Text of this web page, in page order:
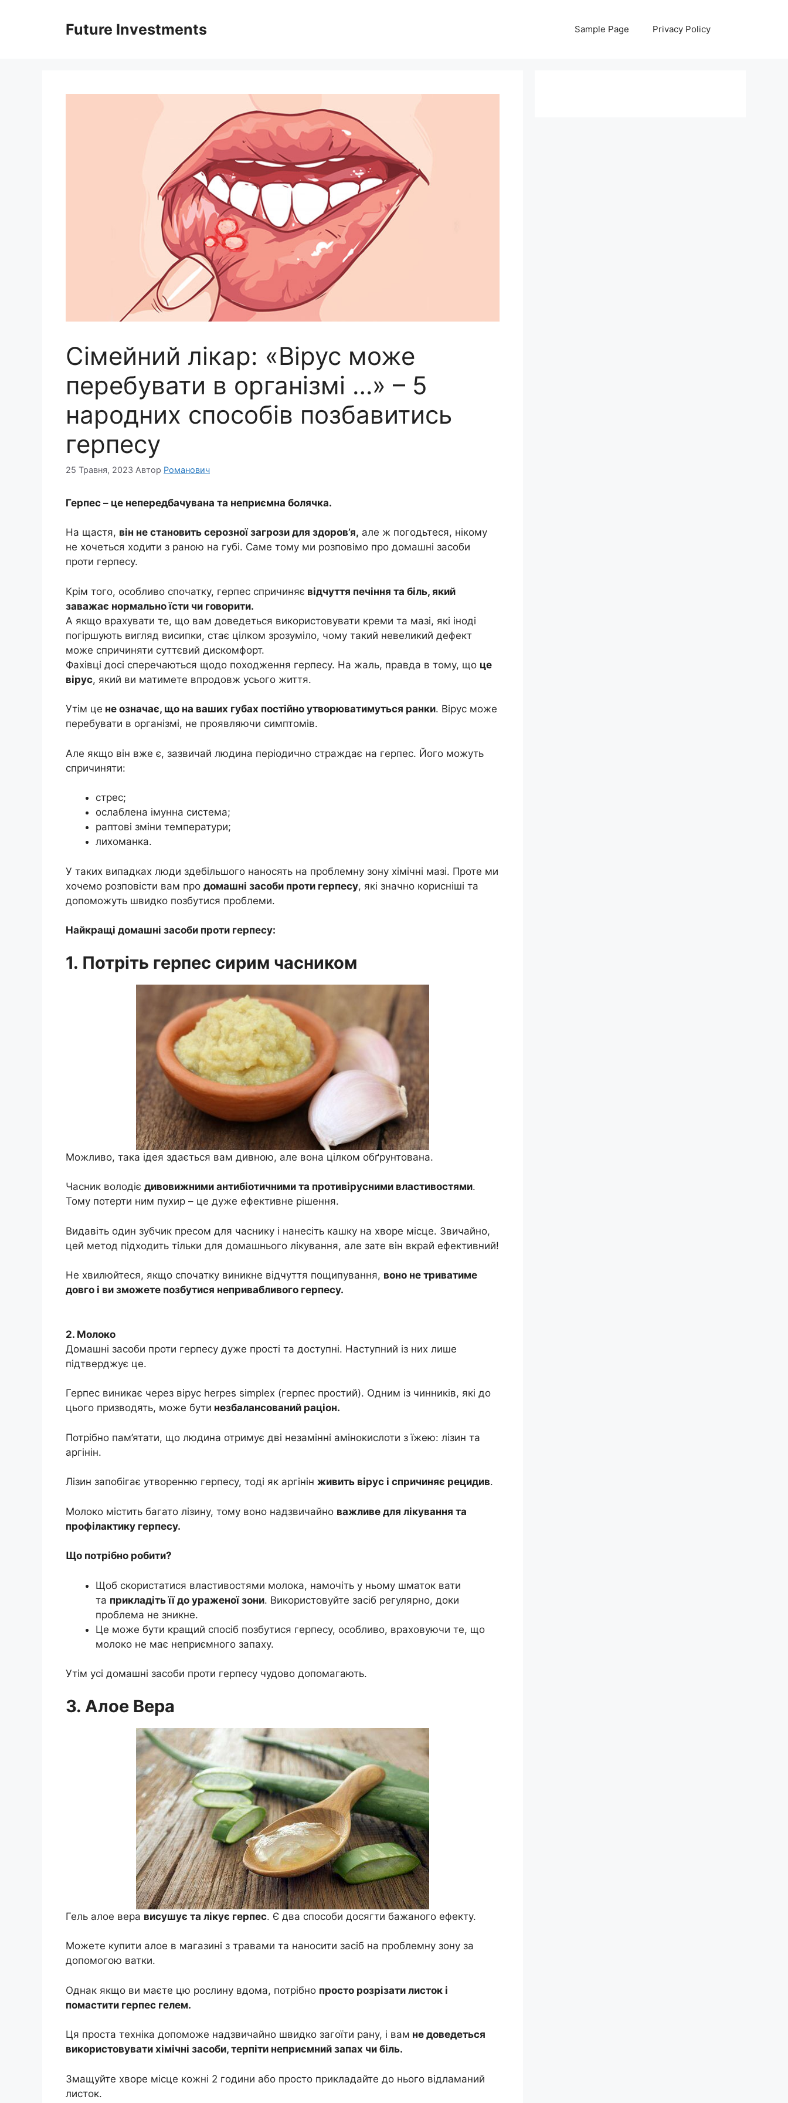
Future Investments Sample Page Privacy Policy
Сімейний лікар: «Вірус може
перебувати в організмі …» – 5
народних способів позбавитись
герпесу
25 Травня, 2023 Автор Романович
Герпес – це непередбачувана та неприємна болячка.
На щастя, він не становить серозної загрози для здоров’я, але ж погодьтеся, нікому
не хочеться ходити з раною на губі. Саме тому ми розповімо про домашні засоби
проти герпесу.
Крім того, особливо спочатку, герпес спричиняє відчуття печіння та біль, який
заважає нормально їсти чи говорити.
А якщо врахувати те, що вам доведеться використовувати креми та мазі, які іноді
погіршують вигляд висипки, стає цілком зрозуміло, чому такий невеликий дефект
може спричиняти суттєвий дискомфорт.
Фахівці досі сперечаються щодо походження герпесу. На жаль, правда в тому, що це
вірус, який ви матимете впродовж усього життя.
Утім це не означає, що на ваших губах постійно утворюватимуться ранки. Вірус може
перебувати в організмі, не проявляючи симптомів.
Але якщо він вже є, зазвичай людина періодично страждає на герпес. Його можуть
спричиняти:
стрес;
ослаблена імунна система;
раптові зміни температури;
лихоманка.
У таких випадках люди здебільшого наносять на проблемну зону хімічні мазі. Проте ми
хочемо розповісти вам про домашні засоби проти герпесу, які значно корисніші та
допоможуть швидко позбутися проблеми.
Найкращі домашні засоби проти герпесу:
1. Потріть герпес сирим часником
Можливо, така ідея здається вам дивною, але вона цілком обґрунтована.
Часник володіє дивовижними антибіотичними та противірусними властивостями.
Тому потерти ним пухир – це дуже ефективне рішення.
Видавіть один зубчик пресом для часнику і нанесіть кашку на хворе місце. Звичайно,
цей метод підходить тільки для домашнього лікування, але зате він вкрай ефективний!
Не хвилюйтеся, якщо спочатку виникне відчуття пощипування, воно не триватиме
довго і ви зможете позбутися непривабливого герпесу.
2. Молоко
Домашні засоби проти герпесу дуже прості та доступні. Наступний із них лише
підтверджує це.
Герпес виникає через вірус herpes simplex (герпес простий). Одним із чинників, які до
цього призводять, може бути незбалансований раціон.
Потрібно пам’ятати, що людина отримує дві незамінні амінокислоти з їжею: лізин та
аргінін.
Лізин запобігає утворенню герпесу, тоді як аргінін живить вірус і спричиняє рецидив.
Молоко містить багато лізину, тому воно надзвичайно важливе для лікування та
профілактику герпесу.
Що потрібно робити?
Щоб скористатися властивостями молока, намочіть у ньому шматок вати
та прикладіть її до ураженої зони. Використовуйте засіб регулярно, доки
проблема не зникне.
Це може бути кращий спосіб позбутися герпесу, особливо, враховуючи те, що
молоко не має неприємного запаху.
Утім усі домашні засоби проти герпесу чудово допомагають.
3. Алое Вера
Гель алое вера висушує та лікує герпес. Є два способи досягти бажаного ефекту.
Можете купити алое в магазині з травами та наносити засіб на проблемну зону за
допомогою ватки.
Однак якщо ви маєте цю рослину вдома, потрібно просто розрізати листок і
помастити герпес гелем.
Ця проста техніка допоможе надзвичайно швидко загоїти рану, і вам не доведеться
використовувати хімічні засоби, терпіти неприємний запах чи біль.
Змащуйте хворе місце кожні 2 години або просто прикладайте до нього відламаний
листок.